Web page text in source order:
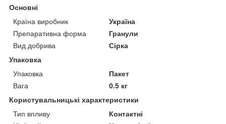
Основні
Країна виробник
Україна
Препаративна форма
Гранули
Вид добрива
Сірка
Упаковка
Упаковка
Пакет
Вага
0.5 кг
Користувальницькі характеристики
Тип впливу
Контактні